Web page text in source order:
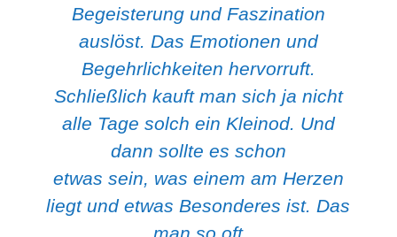
Begeisterung und Faszination
auslöst. Das Emotionen und
Begehrlichkeiten hervorruft.
Schließlich kauft man sich ja nicht
alle Tage solch ein Kleinod. Und
dann sollte es schon
etwas sein, was einem am Herzen
liegt und etwas Besonderes ist. Das